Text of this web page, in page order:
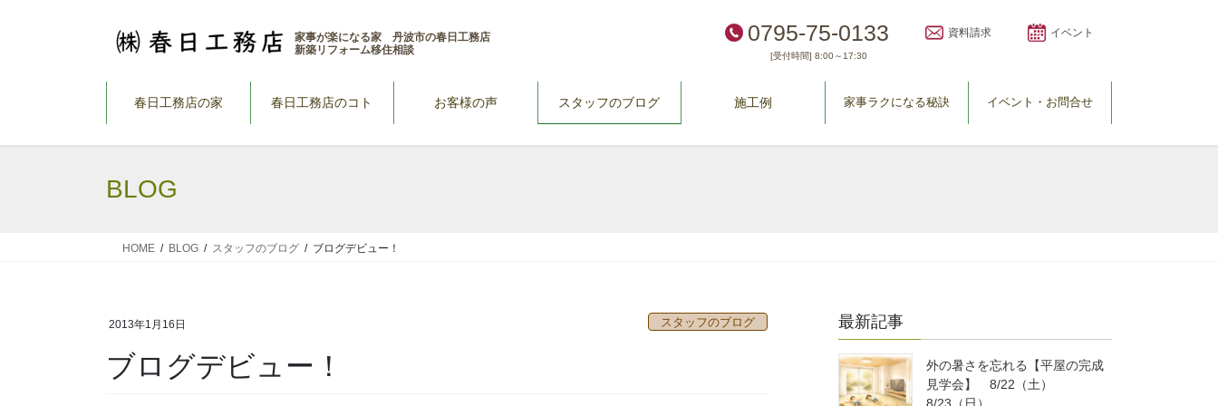
家事が楽になる家 丹波市の春日工務店
新築リフォーム移住相談
0795-75-0133
[受付時間] 8:00～17:30
資料請求 イベント
春日工務店の家 春日工務店のコト お客様の声 スタッフのブログ 施工例 家事ラクになる秘訣 イベント・お問合せ
BLOG
HOME BLOG スタッフのブログ ブログデビュー！
2013年1月16日 スタッフのブログ
ブログデビュー！
最新記事
外の暑さを忘れる【平屋の完成
見学会】 8/22（土）